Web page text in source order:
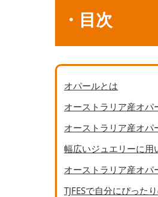
・目次
オパールとは
オーストラリア産オパ
オーストラリア産オパ
幅広いジュエリーに用
オーストラリア産オパ
TJFESで自分にぴった